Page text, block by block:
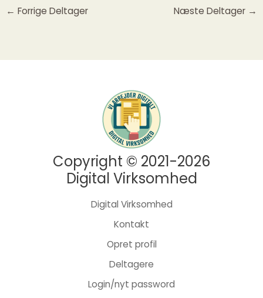
← Forrige Deltager Næste Deltager →
Copyright © 2021-2026
Digital Virksomhed
Digital Virksomhed
Kontakt
Opret profil
Deltagere
Login/nyt password